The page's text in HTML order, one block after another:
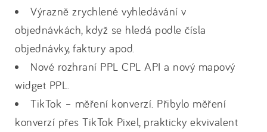
Výrazně zrychlené vyhledávání v
objednávkách, když se hledá podle čísla
objednávky, faktury apod.
Nové rozhraní PPL CPL API a nový mapový
widget PPL.
TikTok – měření konverzí. Přibylo měření
konverzí přes TikTok Pixel, prakticky ekvivalent